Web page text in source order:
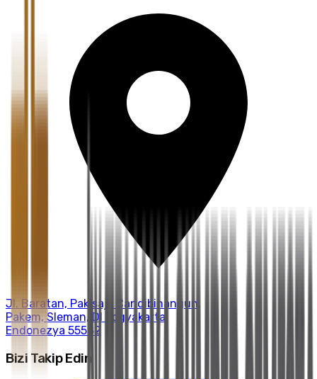
Jl. Baratan, Pakisaji, Candibinangun,
Pakem, Sleman, DI Yogyakarta,
Endonezya 55582
Bizi Takip Edin